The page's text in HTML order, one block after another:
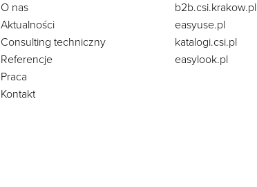
O nas
Aktualności
Consulting techniczny
Referencje
Praca
Kontakt
b2b.csi.krakow.pl
easyuse.pl
katalogi.csi.pl
easylook.pl